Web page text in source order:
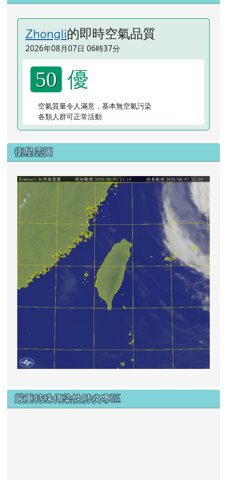
Zhongli的即時空氣品質
2026年08月07日 06時37分
50 優
空氣質量令人滿意，基本無空氣污染
各類人群可正常活動
衛星雲圖
link
嚴重特殊傳染性肺炎專區